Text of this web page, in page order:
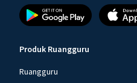
Produk Ruangguru
Ruangguru